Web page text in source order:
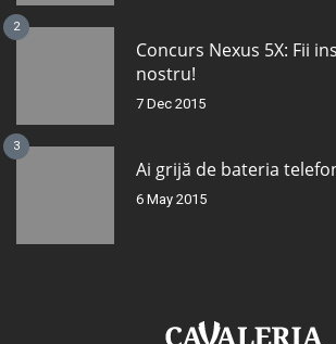
2
Concurs Nexus 5X: Fii
nostru!
7 Dec 2015
3
Ai grijă de bateria
6 May 2015